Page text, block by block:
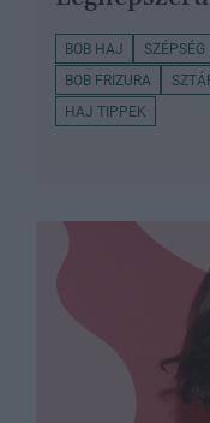
BOB HAJ SZÉPSÉG
BOB FRIZURA
HAJ TIPPEK